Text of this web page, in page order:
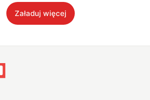
Załaduj więcej